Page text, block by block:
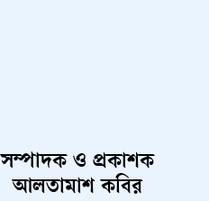
সম্পাদক ও প্রকাশক
আলতামাশ কবির